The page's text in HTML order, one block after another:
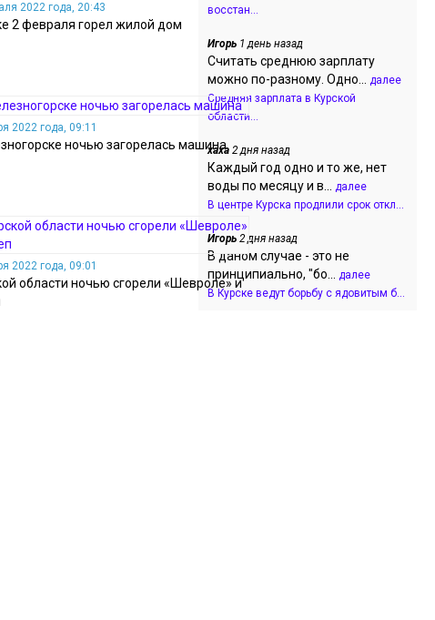
2022 года, 20:43
2 февраля горел жилой дом
2022 года, 09:11
ночью загорелась машина
2022 года, 09:01
области ночью сгорели «Шевроле» и
восстан...
Игорь 1 день назад
Считать среднюю зарплату
можно по-разному. Одно... далее
Средняя зарплата в Курской
области...
хаха 2 дня назад
Каждый год одно и то же, нет
воды по месяцу и в... далее
В центре Курска продлили срок откл...
Игорь 2 дня назад
В даном случае - это не
принципиально, "бо... далее
В Курске ведут борьбу с ядовитым б...